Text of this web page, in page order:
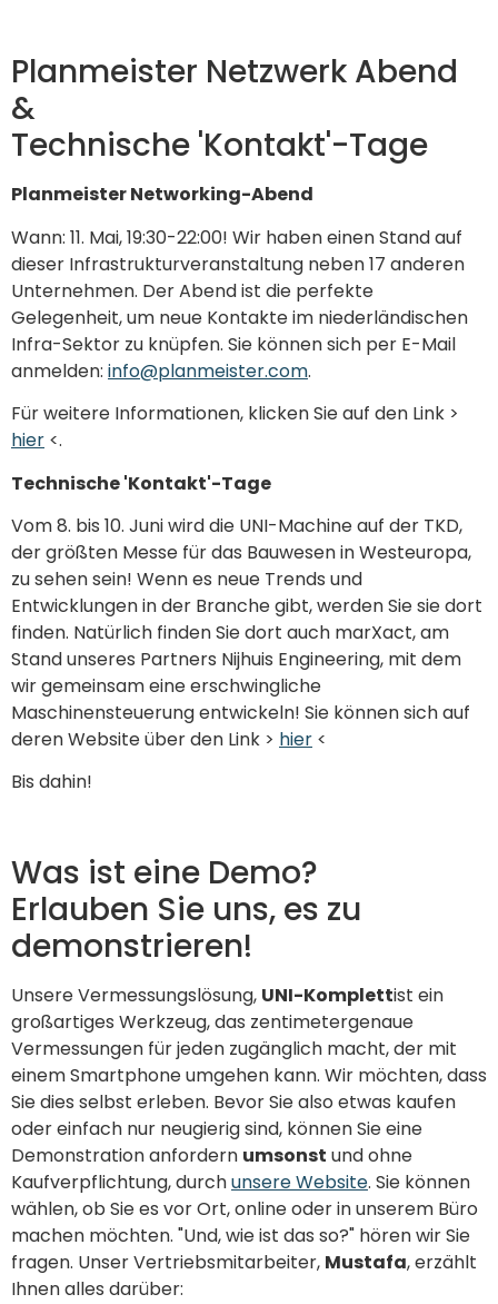
Planmeister Netzwerk Abend
&
Technische 'Kontakt'-Tage
Planmeister Networking-Abend
Wann: 11. Mai, 19:30-22:00! Wir haben einen Stand auf
dieser Infrastrukturveranstaltung neben 17 anderen
Unternehmen. Der Abend ist die perfekte
Gelegenheit, um neue Kontakte im niederländischen
Infra-Sektor zu knüpfen. Sie können sich per E-Mail
anmelden: info@planmeister.com.
Für weitere Informationen, klicken Sie auf den Link >
hier <.
Technische 'Kontakt'-Tage
Vom 8. bis 10. Juni wird die UNI-Machine auf der TKD,
der größten Messe für das Bauwesen in Westeuropa,
zu sehen sein! Wenn es neue Trends und
Entwicklungen in der Branche gibt, werden Sie sie dort
finden. Natürlich finden Sie dort auch marXact, am
Stand unseres Partners Nijhuis Engineering, mit dem
wir gemeinsam eine erschwingliche
Maschinensteuerung entwickeln! Sie können sich auf
deren Website über den Link > hier <
Bis dahin!
Was ist eine Demo?
Erlauben Sie uns, es zu
demonstrieren!
Unsere Vermessungslösung, UNI-Komplettist ein
großartiges Werkzeug, das zentimetergenaue
Vermessungen für jeden zugänglich macht, der mit
einem Smartphone umgehen kann. Wir möchten, dass
Sie dies selbst erleben. Bevor Sie also etwas kaufen
oder einfach nur neugierig sind, können Sie eine
Demonstration anfordern umsonst und ohne
Kaufverpflichtung, durchunsere Website. Sie können
wählen, ob Sie es vor Ort, online oder in unserem Büro
machen möchten. "Und, wie ist das so?" hören wir Sie
fragen. Unser Vertriebsmitarbeiter, Mustafa, erzählt
Ihnen alles darüber: